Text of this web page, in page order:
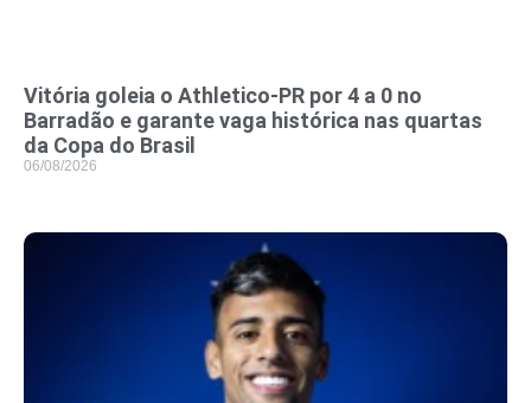
Vitória goleia o Athletico-PR por 4 a 0 no
Barradão e garante vaga histórica nas quartas
da Copa do Brasil
06/08/2026